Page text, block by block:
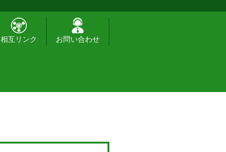
相互リンク お問い合わせ